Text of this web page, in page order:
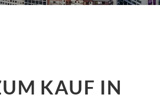
KAUF IN